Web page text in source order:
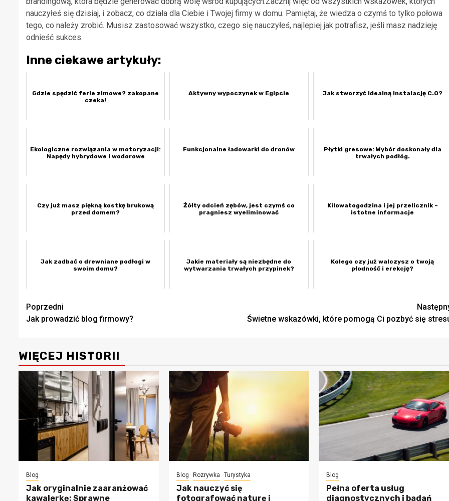
nauczyłeś się dzisiaj, i zobacz, co działa dla Ciebie i Twojej firmy w domu. Pamiętaj, że wiedza o czymś to tylko połowa
tego, co należy zrobić. Musisz zastosować wszystko, czego się nauczyłeś, najlepiej jak potrafisz, jeśli masz nadzieję
odnieść sukces.
Inne ciekawe artykuły:
Gdzie spędzić ferie zimowe? zakopane
czeka!
Aktywny wypoczynek w Egipcie Jak stworzyć idealną instalację C.O?
Ekologiczne rozwiązania w motoryzacji:
Napędy hybrydowe i wodorowe
Funkcjonalne ładowarki do dronów
Płytki gresowe: Wybór doskonały dla
trwałych podłóg.
Czy już masz piękną kostkę brukową
przed domem?
Żółty odcień zębów, jest czymś co
pragniesz wyeliminować
Kilowatogodzina i jej przelicznik –
istotne informacje
Jak zadbać o drewniane podłogi w
swoim domu?
Jakie materiały są niezbędne do
wytwarzania trwałych przypinek?
Kolego czy już walczysz o twoją
płodność i erekcję?
Zobacz
wpisy
Poprzedni
Jak prowadzić blog firmowy?
Świetne wskazówki, które pomogą Ci pozbyć się
WIĘCEJ HISTORII
Blog
Jak oryginalnie zaaranżować
kawalerkę: Sprawne
Blog Rozrywka Turystyka
Jak nauczyć się
fotografować naturę i
Blog
Pełna oferta usług
diagnostycznych i badań